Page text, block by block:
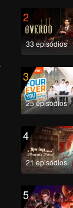
2
33 episódios
3
25 episódios
4
21 episódios
5